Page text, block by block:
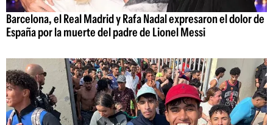
Barcelona, el Real Madrid y Rafa Nadal expresaron el dolor de
España por la muerte del padre de Lionel Messi